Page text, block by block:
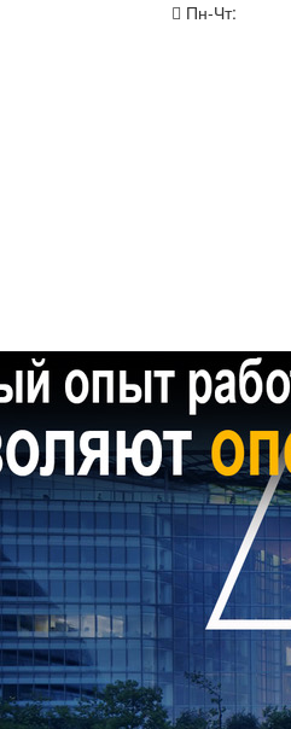
Пн-Чт: